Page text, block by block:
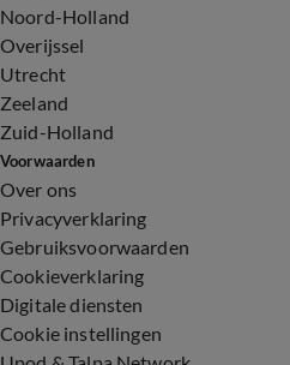
Noord-Holland
Overijssel
Utrecht
Zeeland
Zuid-Holland
Voorwaarden
Over ons
Privacyverklaring
Gebruiksvoorwaarden
Cookieverklaring
Digitale diensten
Cookie instellingen